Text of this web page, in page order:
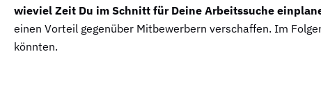
wieviel Zeit Du im Schnitt für Deine Arbeitssuche
einen Vorteil gegenüber Mitbewerbern verschaffen. Im
könnten.